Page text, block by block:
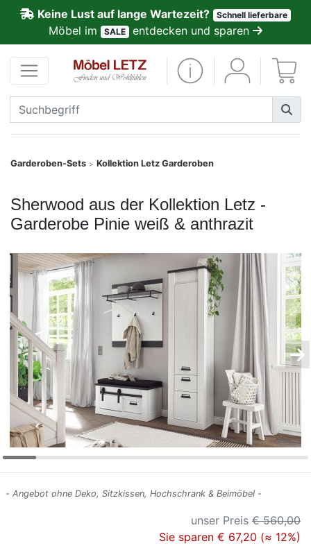
Keine Lust auf lange Wartezeit? Schnell lieferbare
Möbel im SALE entdecken und sparen
Garderoben-Sets > Kollektion Letz Garderoben
Sherwood aus der Kollektion Letz -
Garderobe Pinie weiß & anthrazit
- Angebot ohne Deko, Sitzkissen, Hochschrank & Beimöbel -
unser Preis € 560,00
Sie sparen € 67,20 (≈ 12%)
Kundenmeinungen
Anmelden
PREMIUM
Schnell
SALE
Polsterplaner
Möbel-
Konfigurator
0%
Finanzierung
Markenwelt
Letz-
Deals